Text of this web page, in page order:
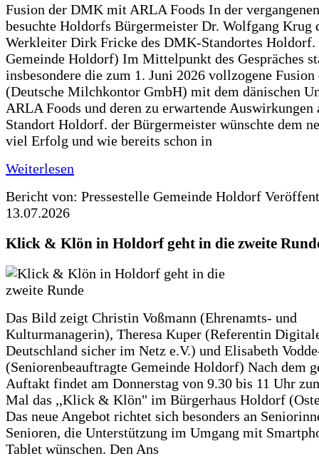
Fusion der DMK mit ARLA Foods In der
besuchte Holdorfs Bürgermeister Dr. Wolfgang Krug
Werkleiter Dirk Fricke des DMK-Standortes Holdorf.
Gemeinde Holdorf) Im Mittelpunkt des Gespräches
insbesondere die zum 1. Juni 2026 vollzogene
(Deutsche Milchkontor GmbH) mit dem dänischen
ARLA Foods und deren zu erwartende Auswirkungen
Standort Holdorf. der Bürgermeister wünschte dem
viel Erfolg und wie bereits schon in
Weiterlesen
Bericht von: Pressestelle Gemeinde Holdorf
13.07.2026
Klick & Klön in Holdorf geht in die zweite
Das Bild zeigt Christin Voßmann (Ehrenamts- und
Kulturmanagerin), Theresa Kuper (Referentin
Deutschland sicher im Netz e.V.) und Elisabeth
(Seniorenbeauftragte Gemeinde Holdorf) Nach dem
Auftakt findet am Donnerstag von 9.30 bis 11 Uhr
Mal das ,,Klick & Klön" im Bürgerhaus Holdorf
Das neue Angebot richtet sich besonders an
Senioren, die Unterstützung im Umgang mit
Tablet wünschen. Den Ans